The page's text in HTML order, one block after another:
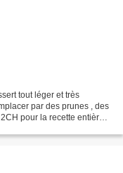
tout léger et très
par des prunes , des
pour la recette entière